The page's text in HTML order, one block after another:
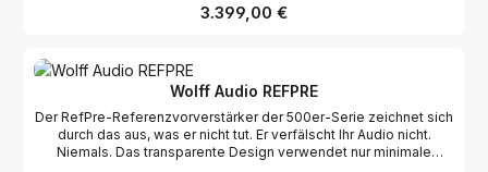
Anwendungen. Ausgestattet mit vier identischen analogen
konsistente Klangcharakteristik bei Gesang, Drums, Gitarren,
Bass und Ensemble-Aufnahmen.
Regulärer Preis:
3.399,00 €
Wolff Audio REFPRE
Der RefPre-Referenzvorverstärker der 500er-Serie zeichnet sich
durch das aus, was er nicht tut. Er verfälscht Ihr Audio nicht.
Niemals. Das transparente Design verwendet nur minimale